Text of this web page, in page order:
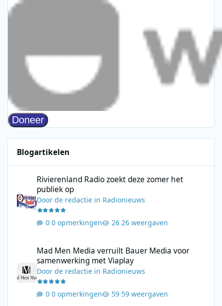
Blogartikelen
Rivierenland Radio zoekt deze zomer het
publiek op
Doorde redactie in Radionieuws
0 opmerkingen 26 weergaven
Mad Men Media verruilt Bauer Media voor
samenwerking met Viaplay
Doorde redactie in Radionieuws
0 opmerkingen 59 weergaven